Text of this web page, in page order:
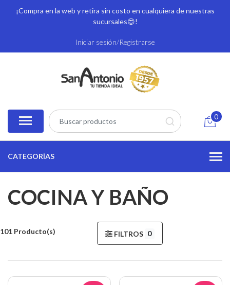
¡Compra en la web y retira sin costo en cualquiera de nuestras
sucursales😍!
Iniciar sesión/Registrarse
0
CATEGORÍAS
COCINA Y BAÑO
101 Producto(s) FILTROS 0